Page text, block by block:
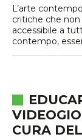
L’arte
critiche che
accessibile a
contempo,
CURA